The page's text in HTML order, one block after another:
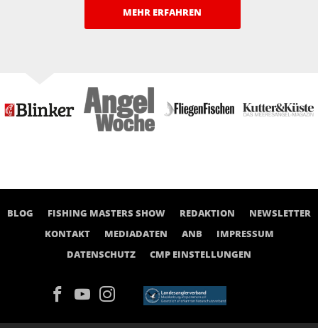
MEHR ERFAHREN
BLOG FISHING MASTERS SHOW REDAKTION
NEWSLETTER
KONTAKT
MEDIADATEN ANB
IMPRESSUM
DATENSCHUTZ
CMP EINSTELLUNGEN